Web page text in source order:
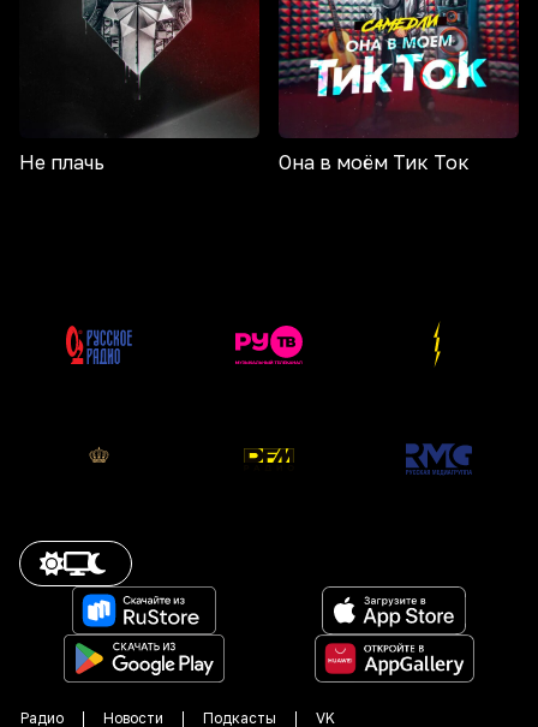
Не плачь Она в моём Тик Ток
Радио Новости Подкасты VK